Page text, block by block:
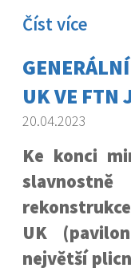
Číst více
UK VE FTN
20.04.2023
Ke konci
UK
největší